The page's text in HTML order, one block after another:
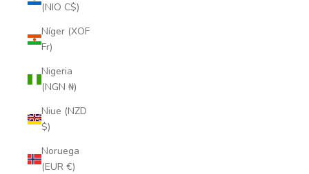
(NIO C$)
Níger (XOF
Fr)
Nigeria
(NGN ₦)
Niue (NZD
$)
Noruega
(EUR €)